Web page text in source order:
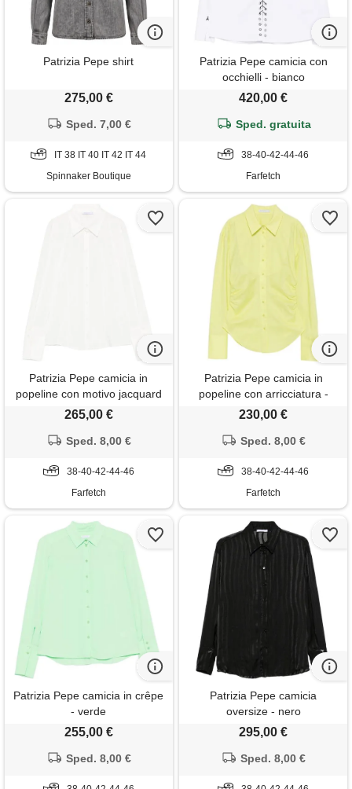
Patrizia Pepe shirt
275,00 €
Sped. 7,00 €
IT 38 IT 40 IT 42 IT 44
Spinnaker Boutique
Patrizia Pepe camicia con
occhielli - bianco
420,00 €
Sped. gratuita
38-40-42-44-46
Farfetch
Patrizia Pepe camicia in
popeline con motivo jacquard
- bianco
265,00 €
Sped. 8,00 €
38-40-42-44-46
Farfetch
Patrizia Pepe camicia in
popeline con arricciatura -
giallo
230,00 €
Sped. 8,00 €
38-40-42-44-46
Farfetch
Patrizia Pepe camicia in crêpe
- verde
255,00 €
Sped. 8,00 €
Patrizia Pepe camicia
oversize - nero
295,00 €
Sped. 8,00 €